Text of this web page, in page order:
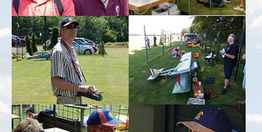
Show larger version for: Show larger version for:
Show larger version for: Show larger version for: